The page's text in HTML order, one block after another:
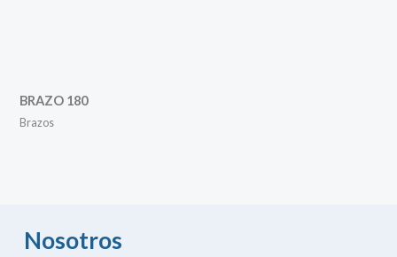
BRAZO 180
Brazos
Nosotros